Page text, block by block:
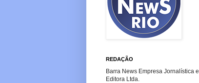
REDAÇÃO
Barra News Empresa Jornalística e
Editora Ltda.